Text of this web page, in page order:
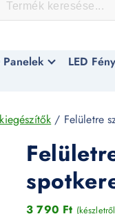
Panelek LED
/ Felületre
3 790 Ft